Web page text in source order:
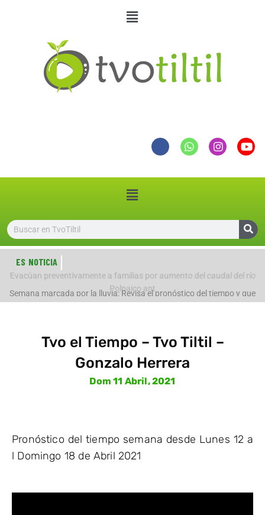
ES NOTICIA
Semana marcada por la lluvia: Revisa el pronóstico del tiempo y que
Evacúan preventivamente a familias por aumento del caudal del río
Polpaico ant
Tvo el Tiempo – Tvo Tiltil –
Gonzalo Herrera
Dom 11 Abril, 2021
Pronóstico del tiempo semana desde Lunes 12 a
l Domingo 18 de Abril 2021